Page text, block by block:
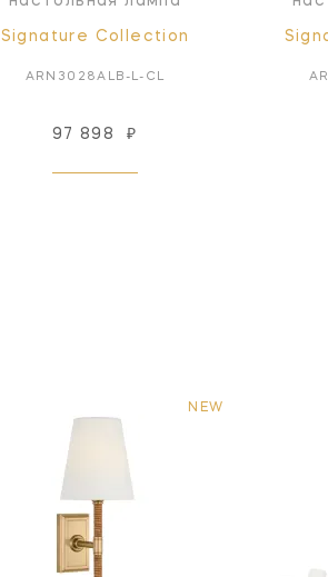
Signature Collection
ARN3028ALB-L-CL
97 898 ₽
NEW